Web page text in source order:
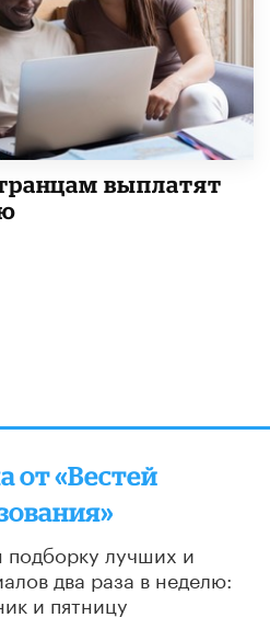
выплатят
от «Вестей
лучших и
два раза в неделю:
и пятницу